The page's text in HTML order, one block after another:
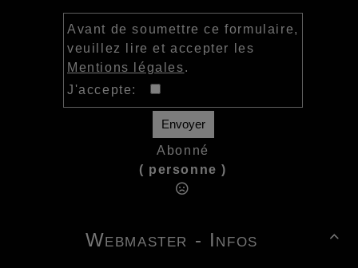
Avant de soumettre ce formulaire,
veuillez lire et accepter les
Mentions légales.
J'accepte:
Envoyer
Abonné
( personne )

Webmaster - Infos